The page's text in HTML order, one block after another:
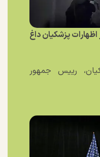
پزشکیان داغ
رییس جمهور